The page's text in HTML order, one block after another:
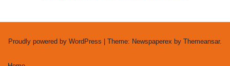
Proudly powered by WordPress | Theme: Newspaperex by Themeansar.